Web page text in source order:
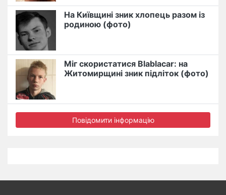
На Київщині зник хлопець разом із
родиною (фото)
Міг скористатися Blablacar: на
Житомирщині зник підліток (фото)
Повідомити інформацію